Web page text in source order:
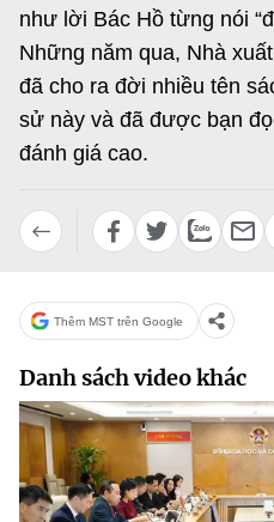
Tin địa phương
Sở hữu trí tuệ
Tiêu chuẩn, đo lường,
Năng lượng nguyên tử
Ảnh
Voice
Nhiệm vụ trọng tâm
Vietnamese
BỘ KHOA HỌC
MINISTRY OF SCIENCE
Điều khoản sử dụng Theo dõi
Cơ quan chủ quản: Bộ Khoa học
như lời Bác Hồ từng nói
Những năm qua, Nhà
đã cho ra đời nhiều tên
sử này và đã được bạn
đánh giá cao.
Thêm MST trên Google
Danh sách video khác